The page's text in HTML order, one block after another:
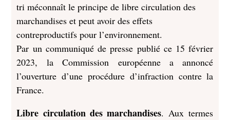
tri méconnaît le principe de libre circulation des
marchandises et peut avoir des effets
contreproductifs pour l’environnement.
Par un communiqué de presse publié ce 15 février
2023, la Commission européenne a annoncé
l’ouverture d’une procédure d’infraction contre la
France.
Libre circulation des marchandises. Aux termes